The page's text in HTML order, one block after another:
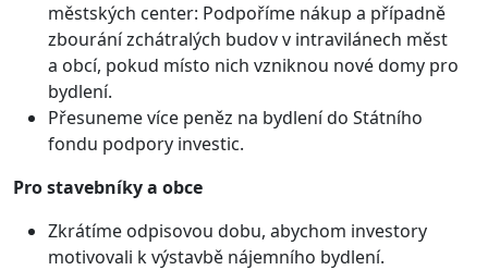
městských center: Podpoříme nákup a případně
zbourání zchátralých budov v intravilánech měst
a obcí, pokud místo nich vzniknou nové domy pro
bydlení.
Přesuneme více peněz na bydlení do Státního
fondu podpory investic.
Pro stavebníky a obce
Zkrátíme odpisovou dobu, abychom investory
motivovali k výstavbě nájemního bydlení.